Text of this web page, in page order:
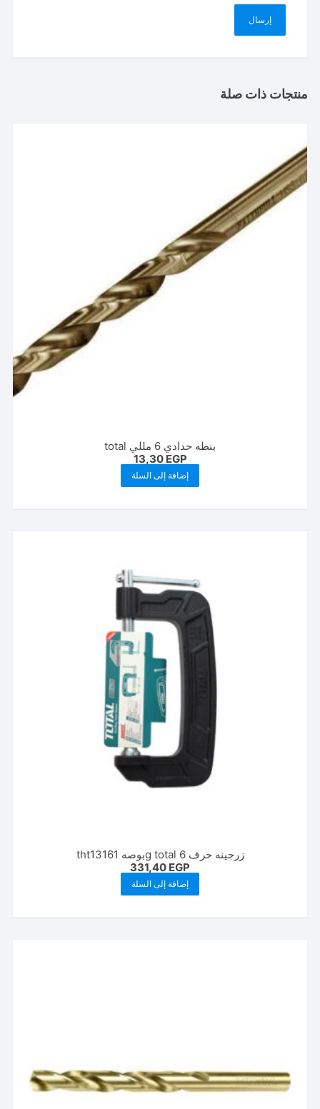
منتجات ذات صلة
بنطه حدادي 6 مللي total
13,30 EGP
إضافة إلى السلة
زرجينه حرف g total 6بوصه tht13161
331,40 EGP
إضافة إلى السلة